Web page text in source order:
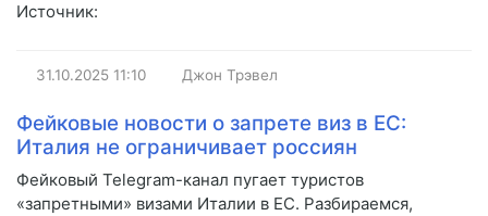
Источник:
31.10.2025 11:10 Джон Трэвел
Фейковые новости о запрете виз в ЕС:
Италия не ограничивает россиян
Фейковый Telegram-канал пугает туристов
«запретными» визами Италии в ЕС. Разбираемся,